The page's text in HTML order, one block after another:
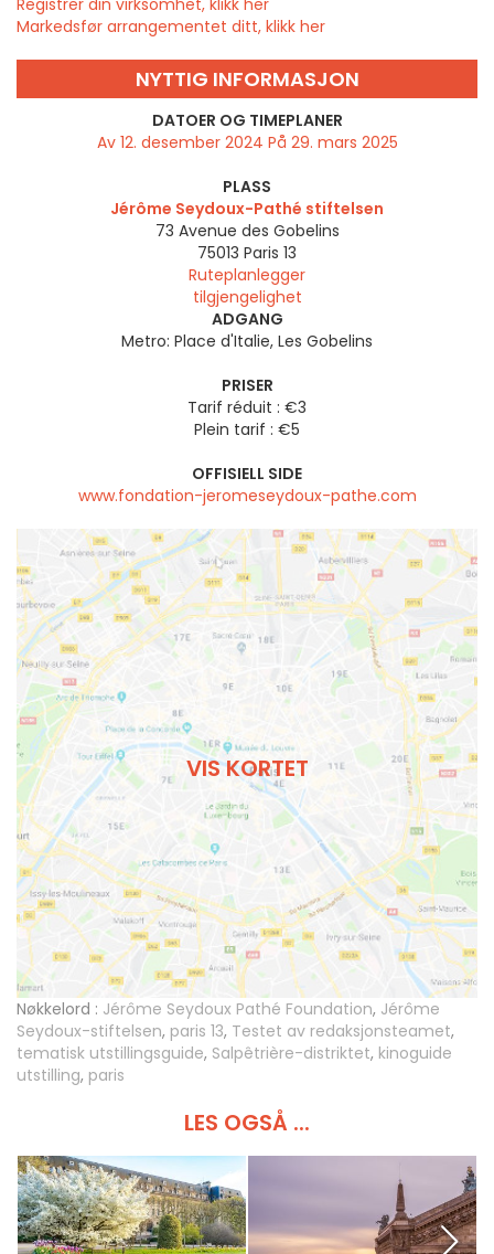
Registrer din virksomhet, klikk her
Markedsfør arrangementet ditt, klikk her
NYTTIG INFORMASJON
DATOER OG TIMEPLANER
Av 12. desember 2024 På 29. mars 2025
PLASS
Jérôme Seydoux-Pathé stiftelsen
73 Avenue des Gobelins
75013 Paris 13
Ruteplanlegger
tilgjengelighet
ADGANG
Metro: Place d'Italie, Les Gobelins
PRISER
Tarif réduit : €3
Plein tarif : €5
OFFISIELL SIDE
www.fondation-jeromeseydoux-pathe.com
VIS KORTET
Nøkkelord : Jérôme Seydoux Pathé Foundation, Jérôme
Seydoux-stiftelsen, paris 13, Testet av redaksjonsteamet,
tematisk utstillingsguide, Salpêtrière-distriktet, kinoguide
utstilling, paris
LES OGSÅ ...